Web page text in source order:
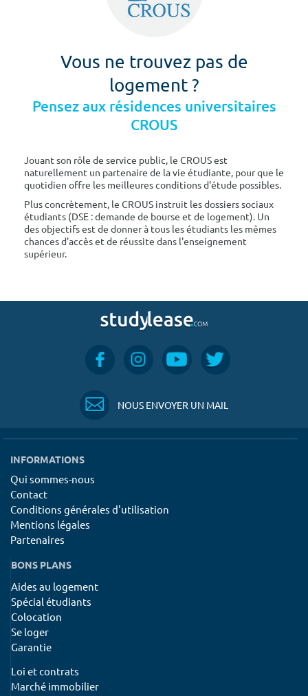
Vous ne trouvez pas de
logement ?
Pensez aux résidences universitaires
CROUS
Jouant son rôle de service public, le CROUS est
naturellement un partenaire de la vie étudiante, pour que le
quotidien offre les meilleures conditions d'étude possibles.
Plus concrètement, le CROUS instruit les dossiers sociaux
étudiants (DSE : demande de bourse et de logement). Un
des objectifs est de donner à tous les étudiants les mêmes
chances d'accès et de réussite dans l'enseignement
supérieur.
NOUS ENVOYER UN MAIL
INFORMATIONS
Qui sommes-nous
Contact
Conditions générales d'utilisation
Mentions légales
Partenaires
BONS PLANS
Aides au logement
Spécial étudiants
Colocation
Se loger
Garantie
Loi et contrats
Marché immobilier